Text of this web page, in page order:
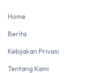
Home
Berita
Kebijakan Privasi
Tentang Kami